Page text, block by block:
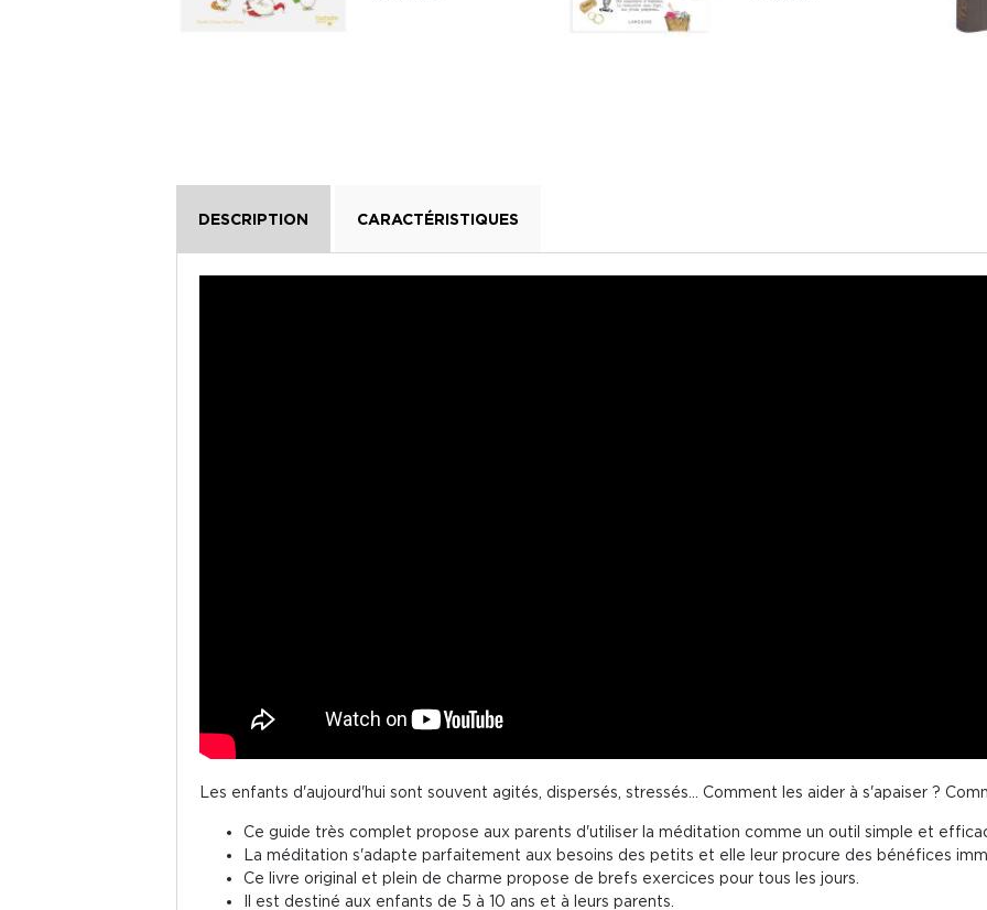
DESCRIPTION CARACTÉRISTIQUES
Les enfants d'aujourd'hui sont souvent agités, dispersés, stressés... Comment les aider à s'apaiser ?
Ce guide très complet propose aux parents d'utiliser la méditation comme un outil simple et
La méditation s'adapte parfaitement aux besoins des petits et elle leur procure des bénéfices
Ce livre original et plein de charme propose de brefs exercices pour tous les jours.
Il est destiné aux enfants de 5 à 10 ans et à leurs parents.